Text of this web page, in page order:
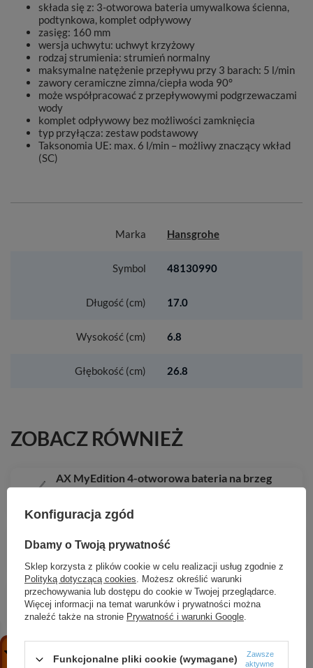
składa się z: 3-otworowa bateria umywalkowa ścienna,
podtynkowa, komplet odpływowy
zasięg: 160 mm
wersja uchwytu: uchwyt krzyżowy
rodzaj strumienia: strumień normalny
maksymalne natężenie przepływu przy 3 barach: 5 l/min
zawory ceramiczne zimna/ciepła woda 90°
może współpracować z przepływowymi podgrzewaczami
wody
komplet odpływowy bez możliwości zamknięcia
typ przyłącza: zestaw podstawowy
Taksonomia UE: max. 6 l/min – możliwy znaczący wkład
(SC)
Marka Hansgrohe
Symbol 48130990
Długość (cm) 17.0
Wysokość (cm) 6.8
Głębokość (cm) 26.8
ZOBACZ RÓWNIEŻ
AX MyEdition 4-otworowa bateria na brzeg
wanny, Chrom/Czarne Szkło
7 604,35 zł / szt.
prysznicowych, Czarny Matowy
1 713,39 zł / szt.
HG WallStoris Suwak z przyciskiem, Czarny
Matowy
101,60 zł / szt.
HG Xanuia Q Umywalka wisząca Compact
650/390 bez otworu na baterię, z przelewem,
Konfiguracja zgód
Dbamy o Twoją prywatność
Sklep korzysta z plików cookie w celu realizacji usług zgodnie z
Polityką dotyczącą cookies. Możesz określić warunki
przechowywania lub dostępu do cookie w Twojej przeglądarce.
Więcej informacji na temat warunków i prywatności można
znaleźć także na stronie Prywatność i warunki Google.
Funkcjonalne pliki cookie (wymagane)
Zawsze
aktywne